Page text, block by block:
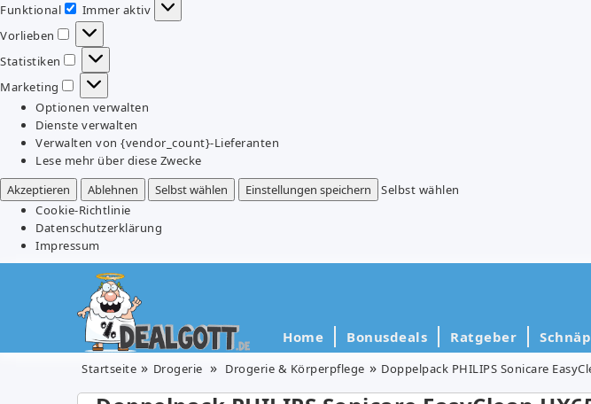
Funktional
Funktional
Immer aktiv
Vorlieben
Vorlieben
Statistiken
Statistiken
Marketing
Marketing
Optionen verwalten
Dienste verwalten
Verwalten von {vendor_count}-Lieferanten
Lese mehr über diese Zwecke
Akzeptieren
Ablehnen Selbst wählen Einstellungen speichern
Selbst wählen
Cookie-Richtlinie
Datenschutzerklärung
Impressum
Home Bonusdeals Ratgeber
Startseite Drogerie Drogerie & Körperpflege Doppelpack PHILIPS Sonicare